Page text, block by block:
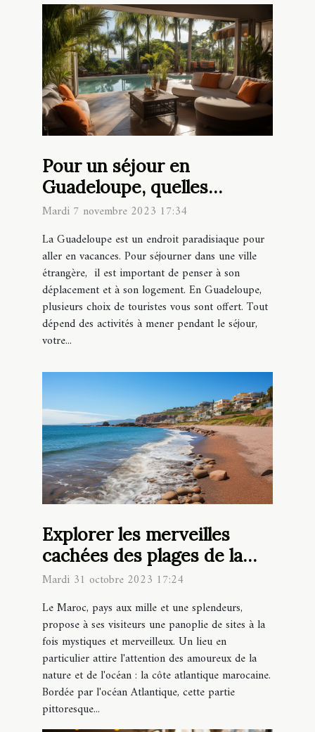
Pour un séjour en
Guadeloupe, quelles
locations choisir ?
Mardi 7 novembre 2023 17:34
La Guadeloupe est un endroit paradisiaque pour
aller en vacances. Pour séjourner dans une ville
étrangère, il est important de penser à son
déplacement et à son logement. En Guadeloupe,
plusieurs choix de touristes vous sont offert. Tout
dépend des activités à mener pendant le séjour,
votre...
Explorer les merveilles
cachées des plages de la
côte atlantique marocaine
Mardi 31 octobre 2023 17:24
Le Maroc, pays aux mille et une splendeurs,
propose à ses visiteurs une panoplie de sites à la
fois mystiques et merveilleux. Un lieu en
particulier attire l'attention des amoureux de la
nature et de l'océan : la côte atlantique marocaine.
Bordée par l'océan Atlantique, cette partie
pittoresque...